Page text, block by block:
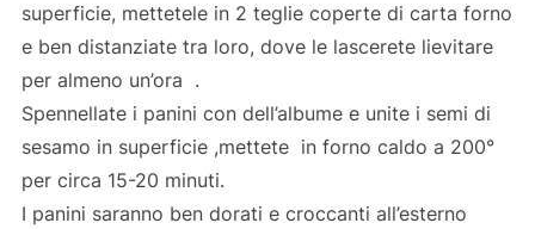
superficie, mettetele in 2 teglie coperte di carta forno
e ben distanziate tra loro, dove le lascerete lievitare
per almeno un’ora .
Spennellate i panini con dell’albume e unite i semi di
sesamo in superficie ,mettete in forno caldo a 200°
per circa 15-20 minuti.
I panini saranno ben dorati e croccanti all’esterno